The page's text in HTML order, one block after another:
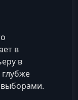
в
в